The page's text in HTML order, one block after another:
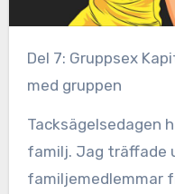
Del 7: Gruppsex Kapitel 19: Gruppsex – Festspel
med gruppen
Tacksägelsedagen
familj. Jag träffade
familjemedlemmar